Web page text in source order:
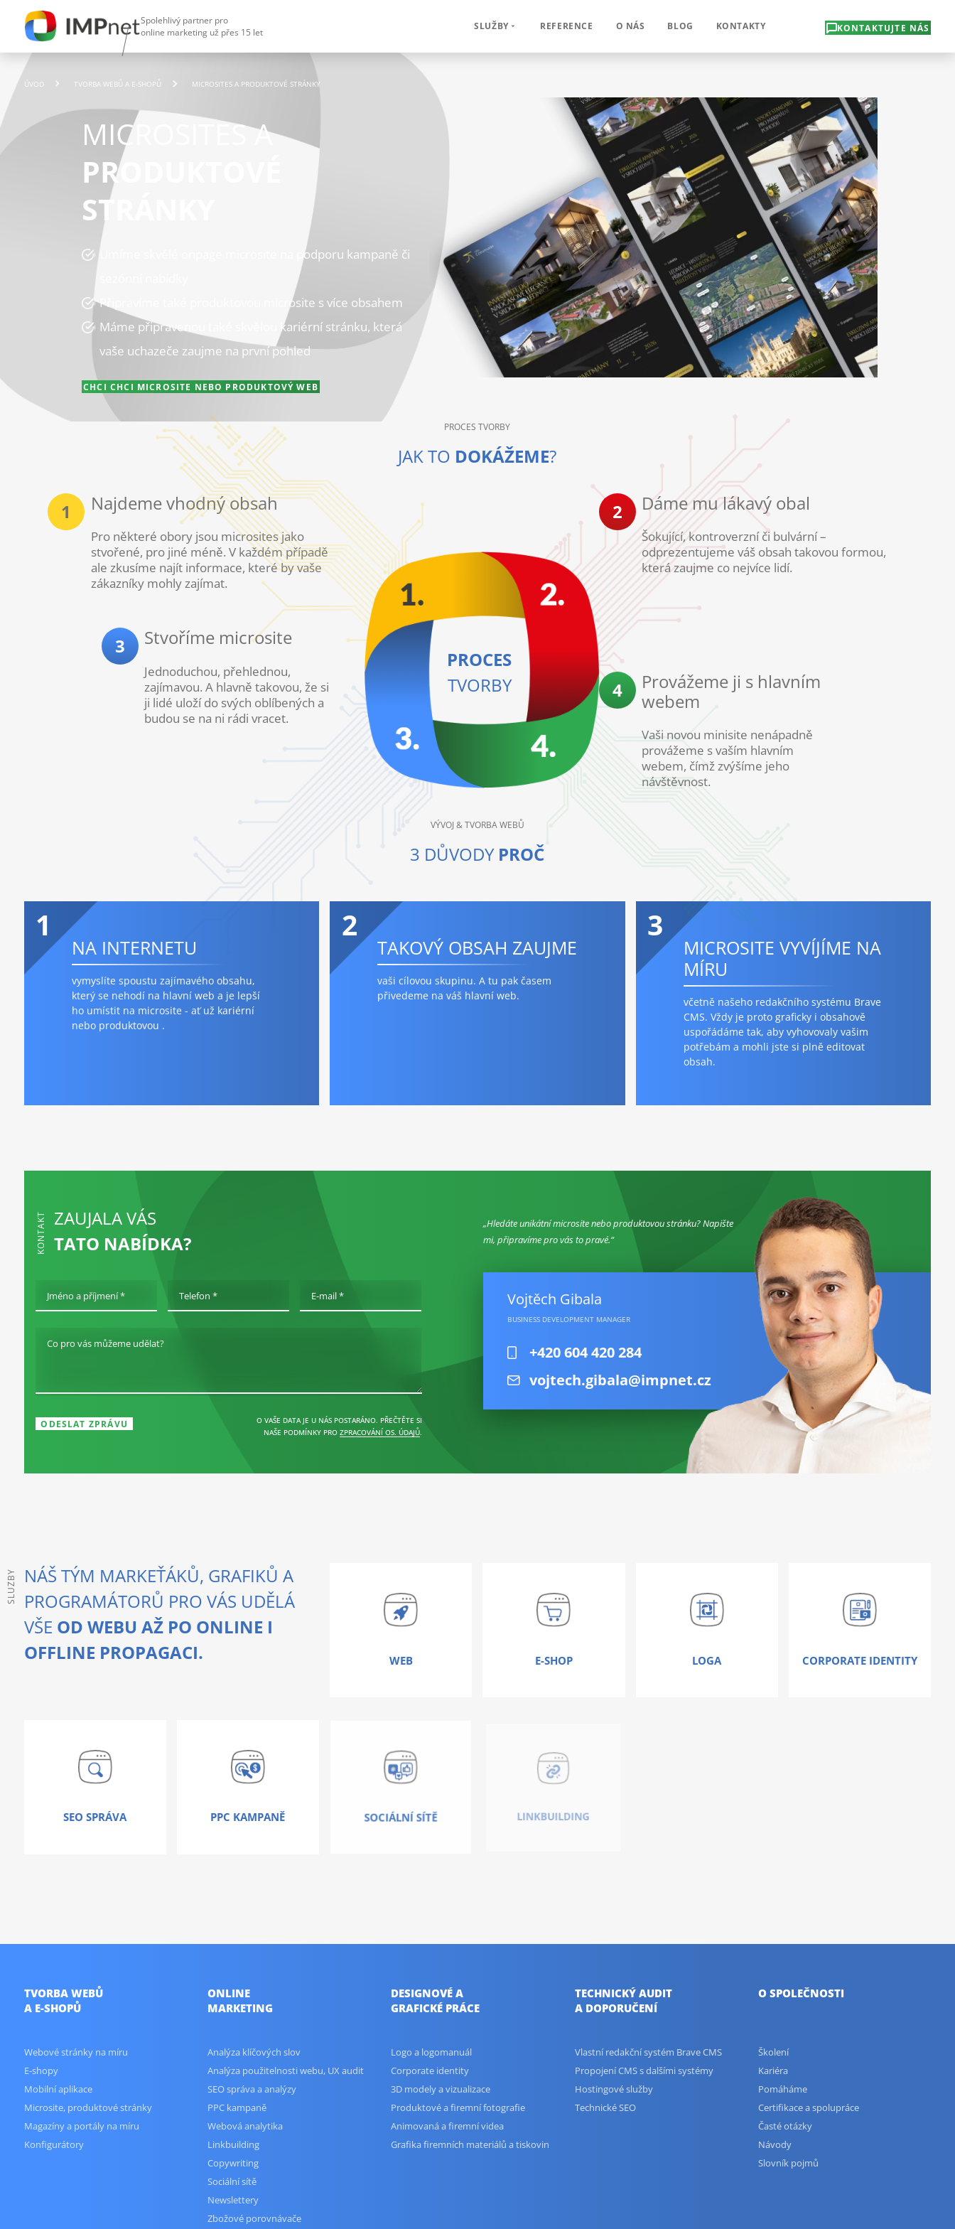
Spolehlivý partner pro
online marketing už přes 15 let
SLUŽBY REFERENCE O NÁS BLOG KONTAKTY KONTAKTUJTE NÁS
ÚVOD TVORBA WEBŮ A E-SHOPŮ MICROSITES A PRODUKTOVÉ STRÁNKY
MICROSITES A
PRODUKTOVÉ
STRÁNKY
Umíme skvělé onpage microsite na podporu kampaně či
Připravíme také produktovou microsite s více obsahem
Máme připravenou také skvělou kariérní stránku, která
vaše uchazeče zaujme na první pohled
CHCI CHCI MICROSITE NEBO PRODUKTOVÝ WEB
PROCES TVORBY
JAK TO DOKÁŽEME?
1 Najdeme vhodný obsah
Pro některé obory jsou microsites jako
stvořené, pro jiné méně. V každém případě
ale zkusíme najít informace, které by vaše
zákazníky mohly zajímat.
3 Stvoříme microsite
Jednoduchou, přehlednou,
zajímavou. A hlavně takovou, že si
ji lidé uloží do svých oblíbených a
budou se na ni rádi vracet.
PROCES
TVORBY
2 Dáme mu lákavý obal
Šokující, kontroverzní či bulvární –
odprezentujeme váš obsah takovou formou,
která zaujme co nejvíce lidí.
4
Provážeme ji s hlavním
webem
Vaši novou minisite nenápadně
provážeme s vaším hlavním
webem, čímž zvýšíme jeho
návštěvnost.
VÝVOJ & TVORBA WEBŮ
3 DŮVODY PROČ
1
NA INTERNETU
vymyslíte spoustu zajímavého obsahu,
který se nehodí na hlavní web a je lepší
ho umístit na microsite - ať už kariérní
nebo produktovou .
2
TAKOVÝ OBSAH ZAUJME
vaši cílovou skupinu. A tu pak časem
přivedeme na váš hlavní web.
3
MICROSITE VYVÍJÍME NA
MÍRU
včetně našeho redakčního systému Brave
CMS. Vždy je proto graficky i obsahově
uspořádáme tak, aby vyhovovaly vašim
potřebám a mohli jste si plně editovat
obsah.
KONTAKT ZAUJALA VÁS
TATO NABÍDKA?
Jméno a příjmení * Telefon * E-mail *
Co pro vás můžeme udělat?
O VAŠE DATA JE U NÁS POSTARÁNO. PŘEČTĚTE SI
NAŠE PODMÍNKY PRO ZPRACOVÁNÍ OS. ÚDAJŮ.
Hledáte unikátní microsite nebo produktovou stránku? Napište
mi, připravíme pro vás to pravé.
Vojtěch Gibala
BUSINESS DEVELOPMENT MANAGER
+420 604 420 284
vojtech.gibala@impnet.cz
SLUZBY NÁŠ TÝM MARKEŤÁKŮ, GRAFIKŮ A
PROGRAMÁTORŮ PRO VÁS UDĚLÁ
VŠE OD WEBU AŽ PO ONLINE I
OFFLINE PROPAGACI.
WEB E-SHOP LOGA CORPORATE IDENTITY
SEO SPRÁVA PPC KAMPANĚ SOCIÁLNÍ SÍTĚ LINKBUILDING
TVORBA WEBŮ
A E-SHOPŮ
Webové stránky na míru
E-shopy
Mobilní aplikace
Microsite, produktové stránky
Magazíny a portály na míru
Konfigurátory
ONLINE
MARKETING
Analýza klíčových slov
Analýza použitelnosti webu, UX audit
SEO správa a analýzy
PPC kampaně
Webová analytika
Linkbuilding
Copywriting
Sociální sítě
Newslettery
Zbožové porovnávače
DESIGNOVÉ A
GRAFICKÉ PRÁCE
Logo a logomanuál
Corporate identity
3D modely a vizualizace
Produktové a firemní fotografie
Animovaná a firemní videa
Grafika firemních materiálů a tiskovin
TECHNICKÝ AUDIT
A DOPORUČENÍ
Vlastní redakční systém Brave CMS
Propojení CMS s dalšími systémy
Hostingové služby
Technické SEO
O SPOLEČNOSTI
Školení
Kariéra
Pomáháme
Certifikace a spolupráce
Časté otázky
Návody
Slovník pojmů